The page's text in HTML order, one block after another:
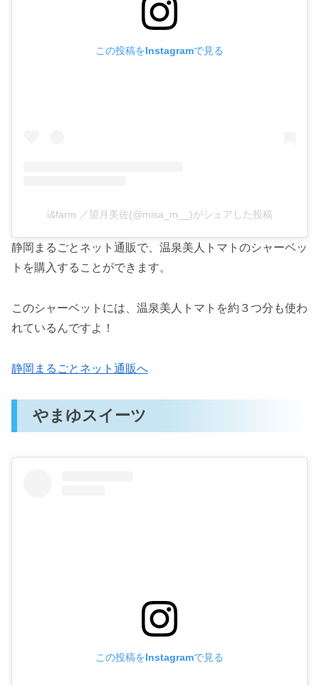
この投稿をInstagramで見る
i&farm ／望月美佐(@misa_m__)がシェアした投稿
静岡まるごとネット通販で、温泉美人トマトのシャーベッ
トを購入することができます。
このシャーベットには、温泉美人トマトを約３つ分も使わ
れているんですよ！
静岡まるごとネット通販へ
やまゆスイーツ
この投稿をInstagramで見る